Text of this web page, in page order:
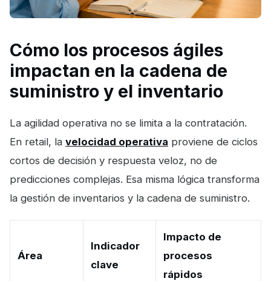
Cómo los procesos ágiles
impactan en la cadena de
suministro y el inventario
La agilidad operativa no se limita a la contratación.
En retail, la velocidad operativa proviene de ciclos
cortos de decisión y respuesta veloz, no de
predicciones complejas. Esa misma lógica transforma
la gestión de inventarios y la cadena de suministro.
Área
Indicador
clave
Impacto de
procesos
rápidos